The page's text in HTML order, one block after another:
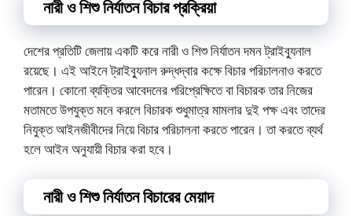
নারী ও শিশু নির্যাতন বিচার প্রক্রিয়া
দেশের প্রতিটি জেলায় একটি করে নারী ও শিশু নির্যাতন দমন ট্রাইব্যুনাল
রয়েছে। এই আইনে ট্রাইব্যুনাল রুদ্ধদ্বার কক্ষে বিচার পরিচালনাও করতে
পারেন। কোনো ব্যক্তির আবেদনের পরিপ্রেক্ষিতে বা বিচারক তার নিজের
মতামতে উপযুক্ত মনে করলে বিচারক শুধুমাত্র মামলার দুই পক্ষ এবং তাদের
নিযুক্ত আইনজীবীদের নিয়ে বিচার পরিচালনা করতে পারেন। তা করতে ব্যর্থ
হলে আইন অনুযায়ী বিচার করা হবে।
নারী ও শিশু নির্যাতন বিচারের মেয়াদ